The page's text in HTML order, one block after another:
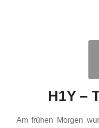
H1Y –
Am frühen Morgen